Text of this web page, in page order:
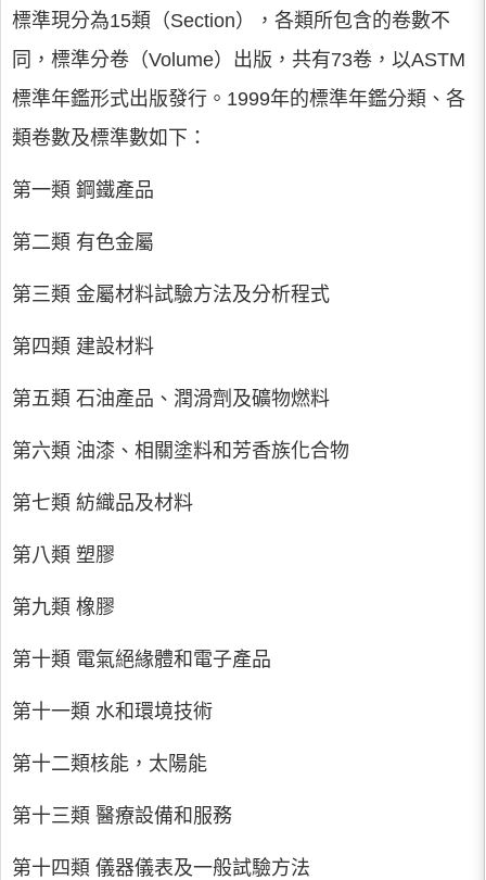
標準現分為15類（Section），各類所包含的卷數不
同，標準分卷（Volume）出版，共有73卷，以ASTM
標準年鑑形式出版發行。1999年的標準年鑑分類、各
類卷數及標準數如下：
第一類 鋼鐵產品
第二類 有色金屬
第三類 金屬材料試驗方法及分析程式
第四類 建設材料
第五類 石油產品、潤滑劑及礦物燃料
第六類 油漆、相關塗料和芳香族化合物
第七類 紡織品及材料
第八類 塑膠
第九類 橡膠
第十類 電氣絕緣體和電子產品
第十一類 水和環境技術
第十二類核能，太陽能
第十三類 醫療設備和服務
第十四類 儀器儀表及一般試驗方法